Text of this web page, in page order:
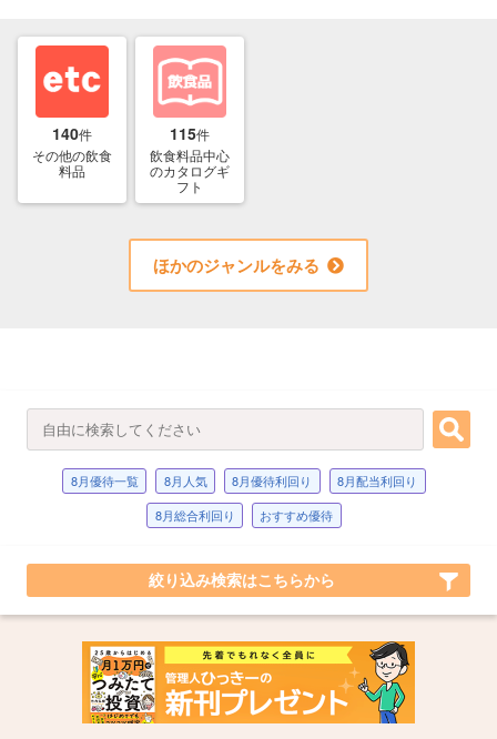
140件
その他の飲食
料品
115件
飲食料品中心
のカタログギ
フト
ほかのジャンルをみる
8月優待一覧 8月人気 8月優待利回り
8月配当利回り
8月総合利回り
おすすめ優待
絞り込み検索はこちらから